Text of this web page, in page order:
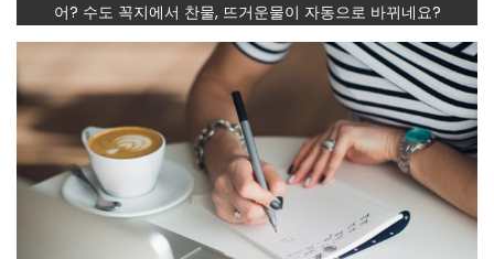
어? 수도 꼭지에서 찬물, 뜨거운물이 자동으로 바뀌네요?